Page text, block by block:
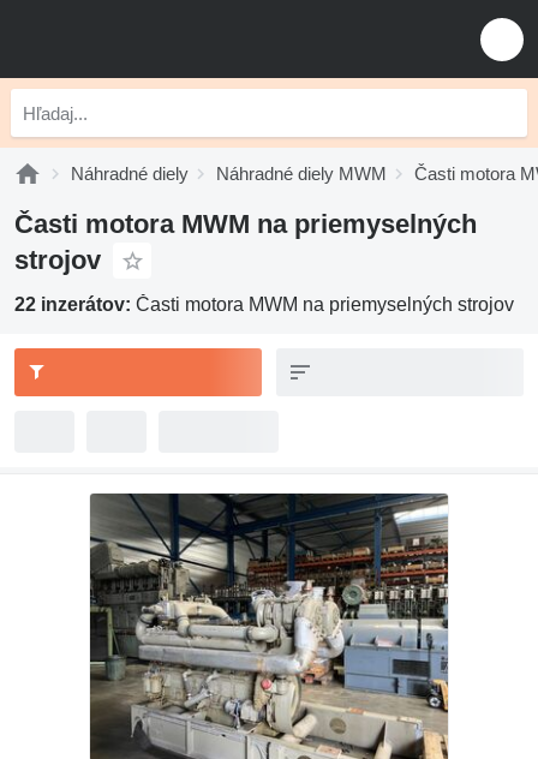
Náhradné diely Náhradné diely MWM Časti motora
Časti motora MWM na priemyselných
strojov
22 inzerátov: Časti motora MWM na priemyselných strojov